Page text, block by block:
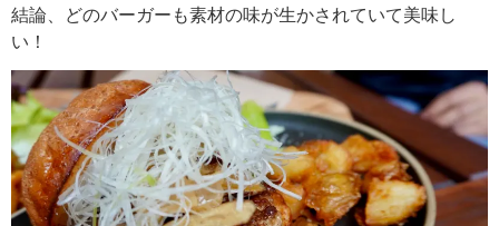
結論、どのバーガーも素材の味が生かされていて美味し
い！